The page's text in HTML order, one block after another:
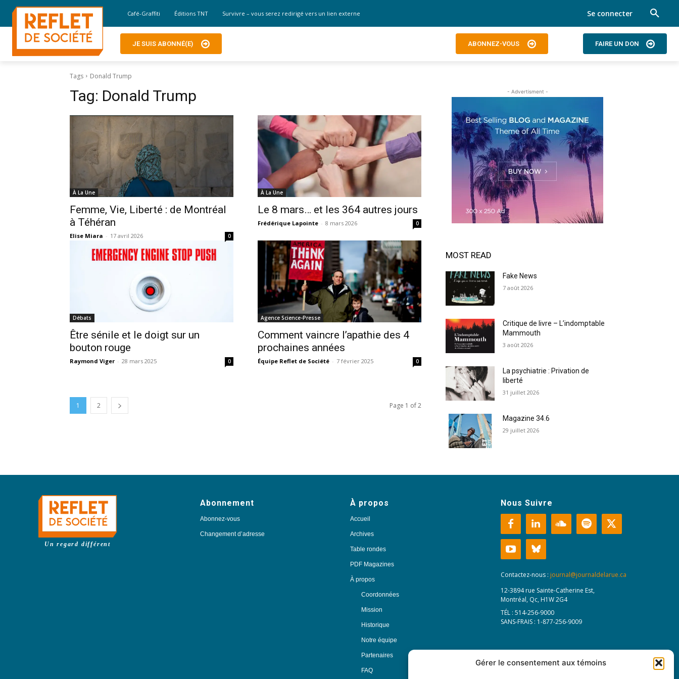
Gérer le consentement aux témoins
Café-Graffiti Éditions TNT Survivre – vous serez redirigé vers un lien externe Se connecter
JE SUIS ABONNÉ(E) ABONNEZ-VOUS FAIRE UN DON
Tags Donald Trump
Tag: Donald Trump
À La Une
Femme, Vie, Liberté : de Montréal
à Téhéran
Elise Miara - 17 avril 2026 0
À La Une
Le 8 mars… et les 364 autres jours
Frédérique Lapointe - 8 mars 2026 0
Débats
Être sénile et le doigt sur un
bouton rouge
Raymond Viger - 28 mars 2025 0
Agence Science-Presse
Comment vaincre l’apathie des 4
prochaines années
Équipe Reflet de Société - 7 février 2025 0
1 2 Page 1 of 2
- Advertisment -
MOST READ
Fake News
7 août 2026
Critique de livre – L’indomptable
Mammouth
3 août 2026
La psychiatrie : Privation de
liberté
31 juillet 2026
Magazine 34.6
29 juillet 2026
Un regard différent
Abonnement
Abonnez-vous
Changement d’adresse
À propos
Accueil
Archives
Table rondes
PDF Magazines
À propos
Coordonnées
Mission
Historique
Notre équipe
Partenaires
FAQ
Nous Suivre
Contactez-nous : journal@journaldelarue.ca
12-3894 rue Sainte-Catherine Est,
Montréal, Qc, H1W 2G4
TÉL : 514-256-9000
SANS-FRAIS : 1-877-256-9009